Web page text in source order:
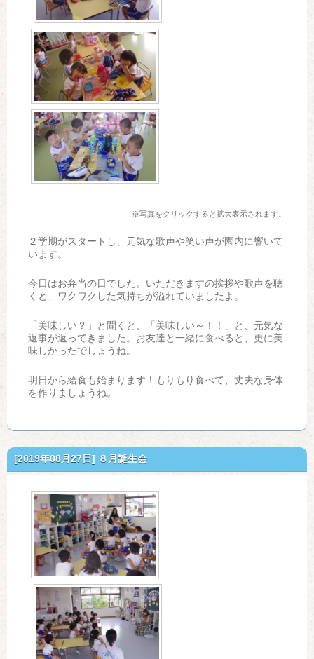
※写真をクリックすると拡大表示されます。
２学期がスタートし、元気な歌声や笑い声が園内に響いて
います。
今日はお弁当の日でした。いただきますの挨拶や歌声を聴
くと、ワクワクした気持ちが溢れていましたよ。
「美味しい？」と聞くと、「美味しい～！！」と、元気な
返事が返ってきました。お友達と一緒に食べると、更に美
味しかったでしょうね。
明日から給食も始まります！もりもり食べて、丈夫な身体
を作りましょうね。
[2019年08月27日] ８月誕生会